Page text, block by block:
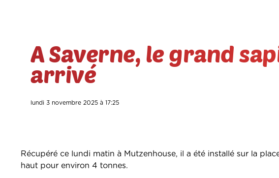
A Saverne, le grand
arrivé
lundi 3 novembre 2025 à 17:25
Récupéré ce lundi matin à Mutzenhouse, il a été installé sur la
haut pour environ 4 tonnes.